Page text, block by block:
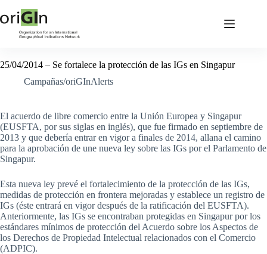
25/04/2014 – Se fortalece la protección de las IGs en Singapur
Campañas/oriGInAlerts
El acuerdo de libre comercio entre la Unión Europea y Singapur
(EUSFTA, por sus siglas en inglés), que fue firmado en septiembre de
2013 y que debería entrar en vigor a finales de 2014, allana el camino
para la aprobación de une nueva ley sobre las IGs por el Parlamento de
Singapur.
Esta nueva ley prevé el fortalecimiento de la protección de las IGs,
medidas de protección en frontera mejoradas y establece un registro de
IGs (éste entrará en vigor después de la ratificación del EUSFTA).
Anteriormente, las IGs se encontraban protegidas en Singapur por los
estándares mínimos de protección del Acuerdo sobre los Aspectos de
los Derechos de Propiedad Intelectual relacionados con el Comercio
(ADPIC).